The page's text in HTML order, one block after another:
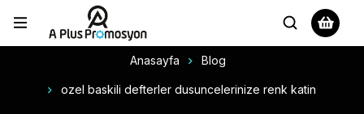
Anasayfa Blog
ozel baskili defterler dusuncelerinize renk katin